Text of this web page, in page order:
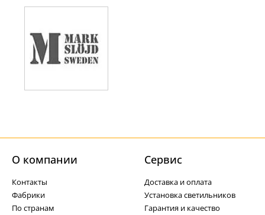
О компании
Контакты
Фабрики
По странам
Cервис
Доставка и оплата
Установка светильников
Гарантия и качество